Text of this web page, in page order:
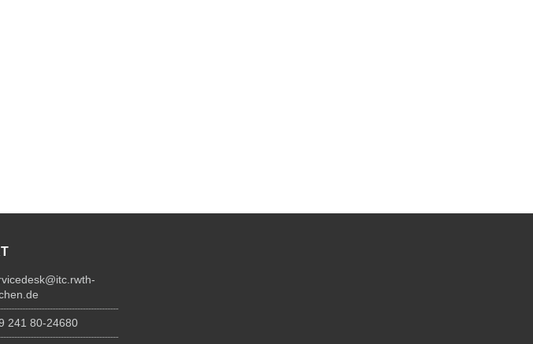
241 80-24680